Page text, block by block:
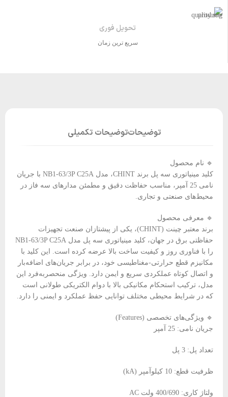
تحویل فوری
سریع ترین زمان
توضیحاتتوضیحات تکمیلی
🔹 نام محصول
کلید مینیاتوری سه پل برند CHINT، مدل NB1-63/3P C25A با جریان
نامی 25 آمپر، مناسب حفاظت دقیق و مطمئن مدارهای سه فاز در
محیط‌های صنعتی و تجاری.
🔹 معرفی محصول
برند معتبر چینت (CHINT)، یکی از پیشتازان صنعت تجهیزات
حفاظتی برق در جهان، کلید مینیاتوری سه پل مدل NB1-63/3P C25A
را با فناوری روز و کیفیت ساخت بالا عرضه کرده است. این کلید با
مکانیزم قطع حرارتی-مغناطیسی خود، در برابر جریان‌های اضافه‌بار
و اتصال کوتاه عملکردی سریع و ایمن دارد. ویژگی منحصربه‌فرد این
مدل، ترکیب استحکام مکانیکی بالا با دوام الکتریکی طولانی است
که در شرایط محیطی مختلف توانایی حفظ عملکرد و ایمنی را دارد.
🔹 ویژگی‌های تخصصی (Features)
جریان نامی: 25 آمپر
تعداد پل: 3 پل
ظرفیت قطع: 10 کیلوآمپر (kA)
ولتاژ کاری: 400/690 ولت AC